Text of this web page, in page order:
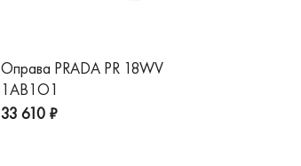
Оправа PRADA PR 18WV
1AB1O1
33 610 ₽